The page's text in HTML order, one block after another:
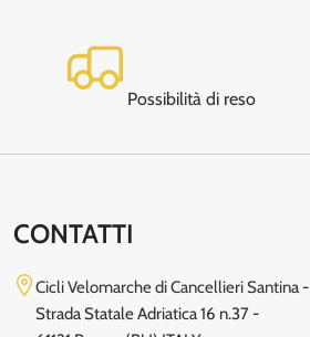
Possibilità di reso
CONTATTI
Cicli Velomarche di Cancellieri Santina -
Strada Statale Adriatica 16 n.37 -